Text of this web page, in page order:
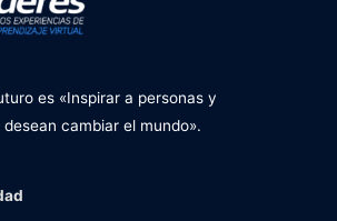
es «Inspirar a personas y
cambiar el mundo».